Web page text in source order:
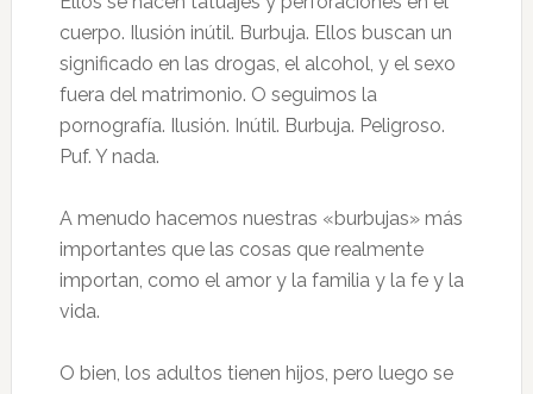
cuerpo. Ilusión inútil. Burbuja. Ellos buscan un
significado en las drogas, el alcohol, y el sexo
fuera del matrimonio. O seguimos la
pornografía. Ilusión. Inútil. Burbuja. Peligroso.
Puf. Y nada.
A menudo hacemos nuestras «burbujas» más
importantes que las cosas que realmente
importan, como el amor y la familia y la fe y la
vida.
O bien, los adultos tienen hijos, pero luego se